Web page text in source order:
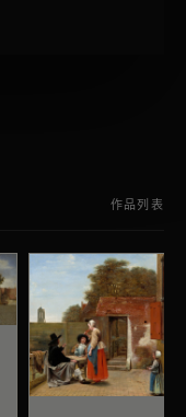
作品列表